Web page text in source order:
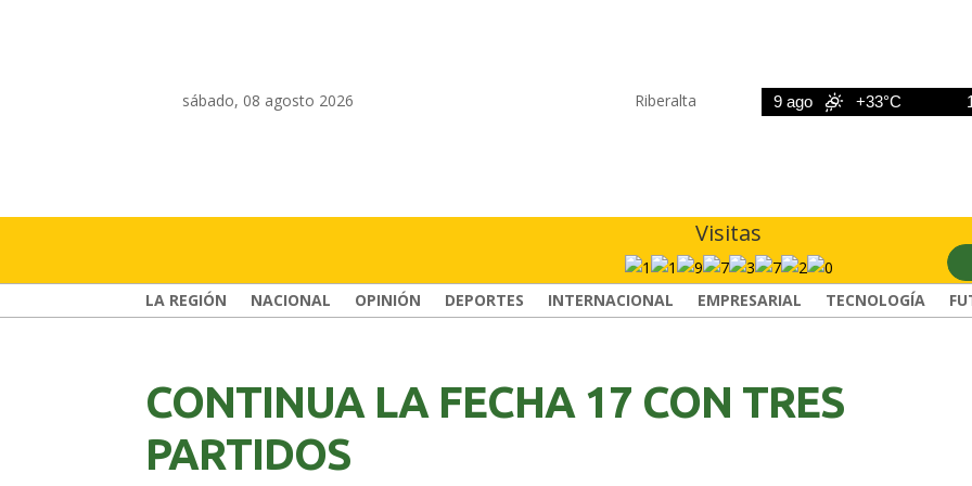
sábado, 08 agosto 2026 Riberalta
+33°C 9 ago +33°C 10
Visitas
LA REGIÓN NACIONAL OPINIÓN DEPORTES INTERNACIONAL EMPRESARIAL TECNOLOGÍA
CONTINUA LA FECHA 17 CON TRES
PARTIDOS